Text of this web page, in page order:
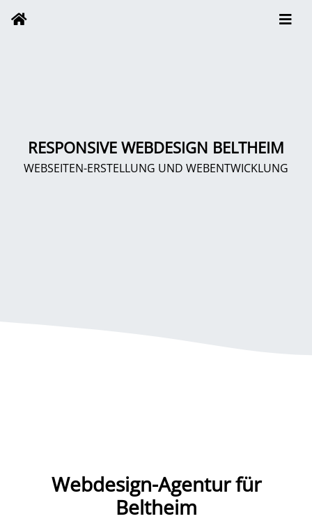
RESPONSIVE WEBDESIGN BELTHEIM
WEBSEITEN-ERSTELLUNG UND WEBENTWICKLUNG
Webdesign-Agentur für
Beltheim